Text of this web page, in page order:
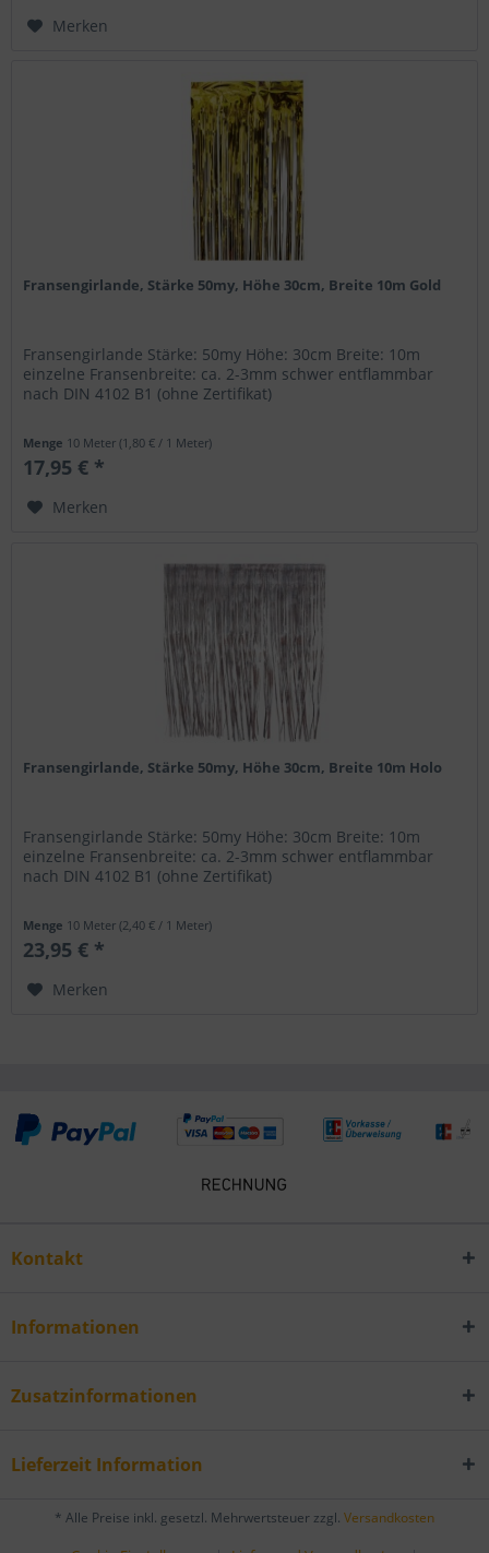
Merken
Fransengirlande, Stärke 50my, Höhe 30cm, Breite 10m Gold
Fransengirlande Stärke: 50my Höhe: 30cm Breite: 10m
einzelne Fransenbreite: ca. 2-3mm schwer entflammbar
nach DIN 4102 B1 (ohne Zertifikat)
Menge 10 Meter(1,80 € / 1 Meter)
17,95 € *
Merken
Fransengirlande, Stärke 50my, Höhe 30cm, Breite 10m Holo
Fransengirlande Stärke: 50my Höhe: 30cm Breite: 10m
einzelne Fransenbreite: ca. 2-3mm schwer entflammbar
nach DIN 4102 B1 (ohne Zertifikat)
Menge 10 Meter(2,40 € / 1 Meter)
23,95 € *
Merken
Kontakt
Informationen
Zusatzinformationen
Lieferzeit Information
* Alle Preise inkl. gesetzl. Mehrwertsteuer zzgl. Versandkosten